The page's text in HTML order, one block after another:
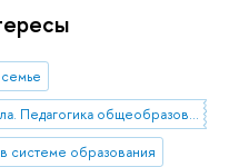
14.25.00 Общеобразовательная школа. Педагогика общеобразовательной школы
системе образования